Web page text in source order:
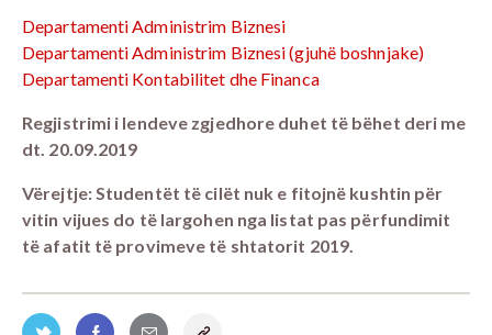
Departamenti Administrim Biznesi
Departamenti Administrim Biznesi (gjuhë boshnjake)
Departamenti Kontabilitet dhe Financa
Regjistrimi i lendeve zgjedhore duhet të bëhet deri me
dt. 20.09.2019
Vërejtje: Studentët të cilët nuk e fitojnë kushtin për
vitin vijues do të largohen nga listat pas përfundimit
të afatit të provimeve të shtatorit 2019.